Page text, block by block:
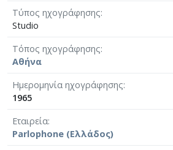
Τύπος ηχογράφησης
Studio
Τόπος ηχογράφησης
Αθήνα
Ημερομηνία ηχογράφησης
1965
Εταιρεία
Parlophone (Ελλάδος)